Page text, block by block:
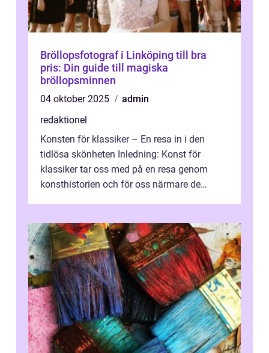
Bröllopsfotograf i Linköping till bra
pris: Din guide till magiska
bröllopsminnen
04 oktober 2025
admin
redaktionel
Konsten för klassiker – En resa in i den
tidlösa skönheten Inledning: Konst för
klassiker tar oss med på en resa genom
konsthistorien och för oss närmare de